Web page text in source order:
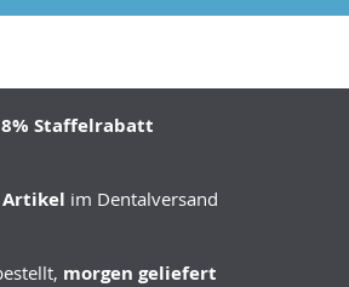
8% Staffelrabatt
Artikel im Dentalversand
morgen geliefert